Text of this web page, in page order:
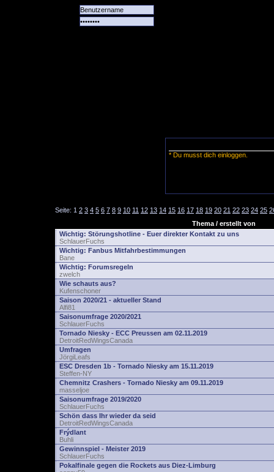
* Du musst dich einloggen.
Seite: 1 2 3 4 5 6 7 8 9 10 11 12 13 14 15 16 17 18 19 20 21 22 23 24 25
Thema / erstellt von
Wichtig: Störungshotline - Euer direkter Kontakt zu uns
SchlauerFuchs
Wichtig: Fanbus Mitfahrbestimmungen
Bane
Wichtig: Forumsregeln
zwelch
Wie schauts aus?
Kufenschoner
Saison 2020/21 - aktueller Stand
Alfi81
Saisonumfrage 2020/2021
SchlauerFuchs
Tornado Niesky - ECC Preussen am 02.11.2019
DetroitRedWingsCanada
Umfragen
JörgiLeafs
ESC Dresden 1b - Tornado Niesky am 15.11.2019
Steffen-NY
Chemnitz Crashers - Tornado Niesky am 09.11.2019
masseljoe
Saisonumfrage 2019/2020
SchlauerFuchs
Schön dass Ihr wieder da seid
DetroitRedWingsCanada
Frýdlant
Buhli
Gewinnspiel - Meister 2019
SchlauerFuchs
Pokalfinale gegen die Rockets aus Diez-Limburg